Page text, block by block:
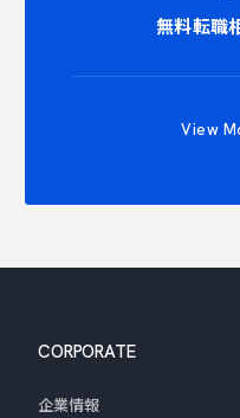
無料転職
View
CORPORATE
企業情報